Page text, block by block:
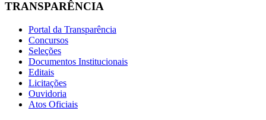
TRANSPARÊNCIA
Portal da Transparência
Concursos
Seleções
Documentos Institucionais
Editais
Licitações
Ouvidoria
Atos Oficiais